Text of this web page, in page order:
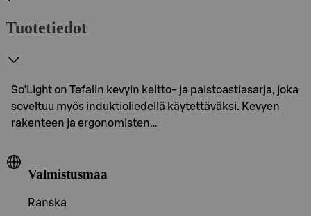
Tuotetiedot
So’Light on Tefalin kevyin keitto- ja paistoastiasarja, joka
soveltuu myös induktioliedellä käytettäväksi. Kevyen
rakenteen ja ergonomisten…
Valmistusmaa
Ranska